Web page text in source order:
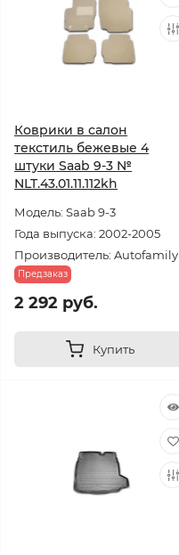
Коврики в салон
текстиль бежевые 4
штуки Saab 9-3 №
NLT.43.01.11.112kh
Модель: Saab 9-3
Года выпуска: 2002-2005
Производитель: Autofamily
Предзаказ
2 292 руб.
Купить